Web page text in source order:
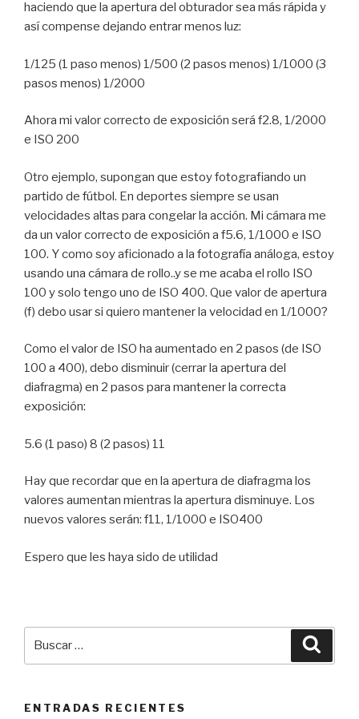
haciendo que la apertura del obturador sea más rápida y
así compense dejando entrar menos luz:
1/125 (1 paso menos) 1/500 (2 pasos menos) 1/1000 (3
pasos menos) 1/2000
Ahora mi valor correcto de exposición será f2.8, 1/2000
e ISO 200
Otro ejemplo, supongan que estoy fotografiando un
partido de fútbol. En deportes siempre se usan
velocidades altas para congelar la acción. Mi cámara me
da un valor correcto de exposición a f5.6, 1/1000 e ISO
100. Y como soy aficionado a la fotografía análoga, estoy
usando una cámara de rollo..y se me acaba el rollo ISO
100 y solo tengo uno de ISO 400. Que valor de apertura
(f) debo usar si quiero mantener la velocidad en 1/1000?
Como el valor de ISO ha aumentado en 2 pasos (de ISO
100 a 400), debo disminuir (cerrar la apertura del
diafragma) en 2 pasos para mantener la correcta
exposición:
5.6 (1 paso) 8 (2 pasos) 11
Hay que recordar que en la apertura de diafragma los
valores aumentan mientras la apertura disminuye. Los
nuevos valores serán: f11, 1/1000 e ISO400
Espero que les haya sido de utilidad
ENTRADAS RECIENTES